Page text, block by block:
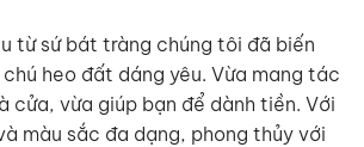
từ sứ bát tràng chúng tôi đã biến
heo đất dáng yêu. Vừa mang tác
cửa, vừa giúp bạn để dành tiền. Với
màu sắc đa dạng, phong thủy với